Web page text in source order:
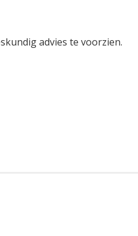
advies te voorzien.